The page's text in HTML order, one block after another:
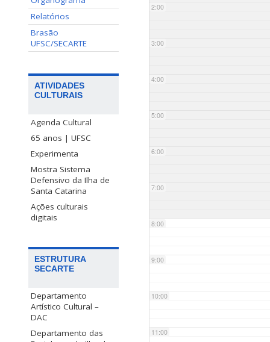
Relatórios
Brasão
UFSC/SECARTE
ATIVIDADES
CULTURAIS
Agenda Cultural
65 anos | UFSC
Experimenta
Mostra Sistema
Defensivo da Ilha de
Santa Catarina
Ações culturais
digitais
ESTRUTURA
SECARTE
Departamento
Artístico Cultural –
DAC
Departamento das
2:00
3:00
4:00
5:00
6:00
7:00
8:00
9:00
10:00
11:00